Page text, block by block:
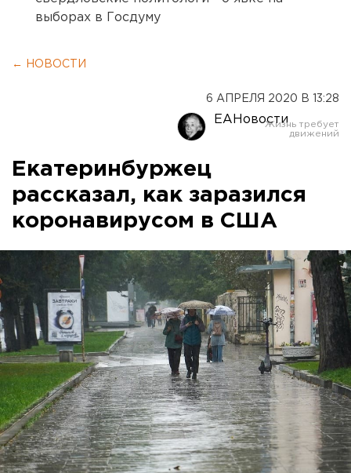
выборах в Госдуму
← НОВОСТИ
6 АПРЕЛЯ 2020 В 13:28
ЕАНовости
Екатеринбуржец
рассказал, как заразился
коронавирусом в США